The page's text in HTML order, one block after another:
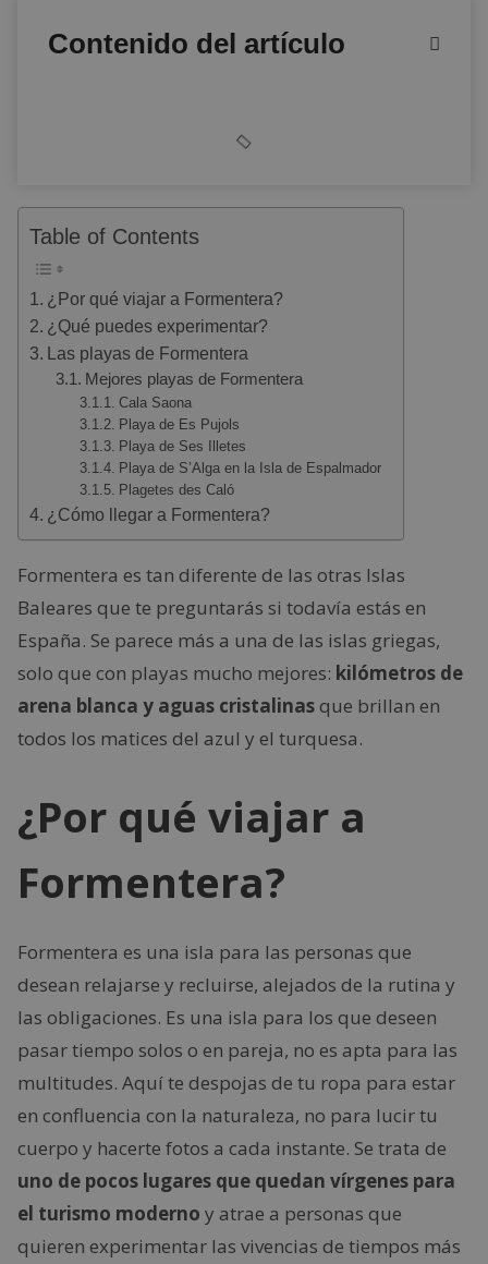
Contenido del artículo
Table of Contents
¿Por qué viajar a Formentera?
¿Qué puedes experimentar?
Las playas de Formentera
Mejores playas de Formentera
Cala Saona
Playa de Es Pujols
Playa de Ses Illetes
Playa de S’Alga en la Isla de Espalmador
Plagetes des Caló
¿Cómo llegar a Formentera?
Formentera es tan diferente de las otras Islas
Baleares que te preguntarás si todavía estás en
España. Se parece más a una de las islas griegas,
solo que con playas mucho mejores: kilómetros de
arena blanca y aguas cristalinasque brillan en
todos los matices del azul y el turquesa.
¿Por qué viajar a
Formentera?
Formentera es una isla para las personas que
desean relajarse y recluirse, alejados de la rutina y
las obligaciones. Es una isla para los que deseen
pasar tiempo solos o en pareja, no es apta para las
multitudes. Aquí te despojas de tu ropa para estar
en confluencia con la naturaleza, no para lucir tu
cuerpo y hacerte fotos a cada instante. Se trata de
uno de pocos lugares que quedan vírgenes para
el turismo moderno y atrae a personas que
quieren experimentar las vivencias de tiempos más